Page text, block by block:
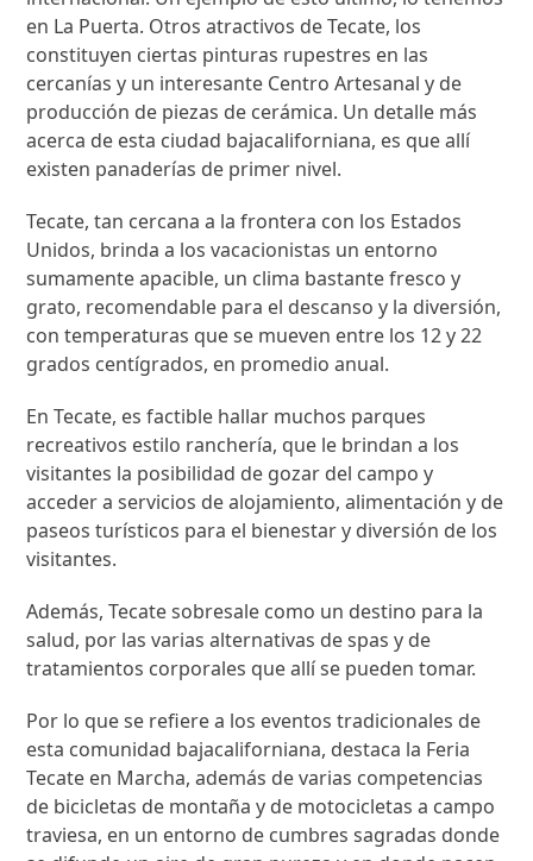
en La Puerta. Otros atractivos de Tecate, los
constituyen ciertas pinturas rupestres en las
cercanías y un interesante Centro Artesanal y de
producción de piezas de cerámica. Un detalle más
acerca de esta ciudad bajacaliforniana, es que allí
existen panaderías de primer nivel.
Tecate, tan cercana a la frontera con los Estados
Unidos, brinda a los vacacionistas un entorno
sumamente apacible, un clima bastante fresco y
grato, recomendable para el descanso y la diversión,
con temperaturas que se mueven entre los 12 y 22
grados centígrados, en promedio anual.
En Tecate, es factible hallar muchos parques
recreativos estilo ranchería, que le brindan a los
visitantes la posibilidad de gozar del campo y
acceder a servicios de alojamiento, alimentación y de
paseos turísticos para el bienestar y diversión de los
visitantes.
Además, Tecate sobresale como un destino para la
salud, por las varias alternativas de spas y de
tratamientos corporales que allí se pueden tomar.
Por lo que se refiere a los eventos tradicionales de
esta comunidad bajacaliforniana, destaca la Feria
Tecate en Marcha, además de varias competencias
de bicicletas de montaña y de motocicletas a campo
traviesa, en un entorno de cumbres sagradas donde